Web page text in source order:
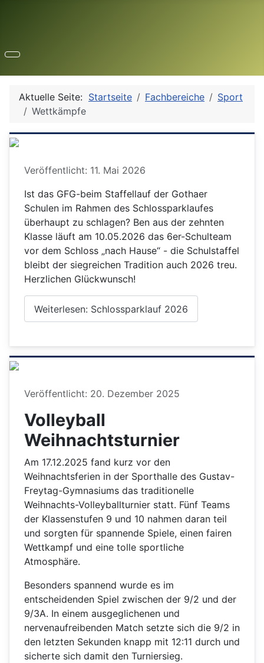
Aktuelle Seite: Startseite Fachbereiche
Sport
Wettkämpfe
Details
Veröffentlicht: 11. Mai 2026
Ist das GFG-beim Staffellauf der Gothaer
Schulen im Rahmen des Schlossparklaufes
überhaupt zu schlagen? Ben aus der zehnten
Klasse läuft am 10.05.2026 das 6er-Schulteam
vor dem Schloss „nach Hause“ - die Schulstaffel
bleibt der siegreichen Tradition auch 2026 treu.
Herzlichen Glückwunsch!
Weiterlesen: Schlossparklauf 2026
Details
Veröffentlicht: 20. Dezember 2025
Volleyball
Weihnachtsturnier
Am 17.12.2025 fand kurz vor den
Weihnachtsferien in der Sporthalle des Gustav-
Freytag-Gymnasiums das traditionelle
Weihnachts-Volleyballturnier statt. Fünf Teams
der Klassenstufen 9 und 10 nahmen daran teil
und sorgten für spannende Spiele, einen fairen
Wettkampf und eine tolle sportliche
Atmosphäre.
Besonders spannend wurde es im
entscheidenden Spiel zwischen der 9/2 und der
9/3A. In einem ausgeglichenen und
nervenaufreibenden Match setzte sich die 9/2 in
den letzten Sekunden knapp mit 12:11 durch und
sicherte sich damit den Turniersieg.